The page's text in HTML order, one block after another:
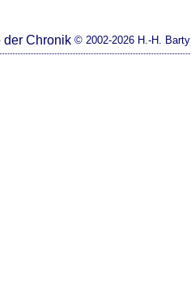
© 2002-2026 H.-H. Barty